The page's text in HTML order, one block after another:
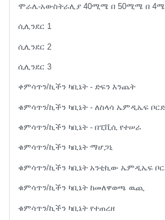
ሞራሌ-አውስትራሊያ 40ሚሜ በ 50ሚሜ በ 4ሜ
ሲሊንደር 1
ሲሊንደር 2
ሲሊንደር 3
ቀምሳጥን/ኪችን ካቢኔት - ድፍን እንጨት
ቁምሳጥን/ኪችን ካቢኔት - በፒቪሲ የተሠራ
ቁምሳጥን/ኪችን ካቢኔት ማሆጋኒ
ቁምሳጥን/ኪችን ካቢኔት ከመለዋወጫ ዉጪ
ቁምሳጥን/ኪችን ካቢኔት የተጠረዘ